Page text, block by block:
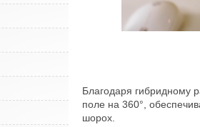
Благодаря гибридному
поле на 360°,
шорох.